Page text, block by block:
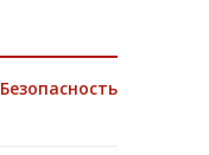
Безопасность